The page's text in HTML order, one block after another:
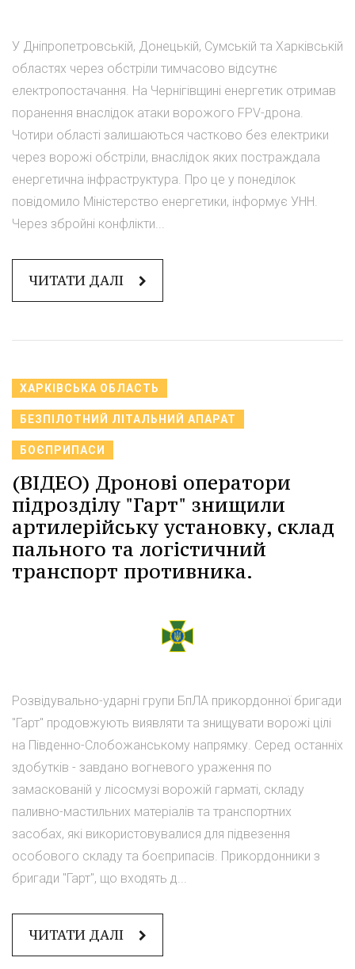
У Дніпропетровській, Донецькій, Сумській та Харківській
областях через обстріли тимчасово відсутнє
електропостачання. На Чернігівщині енергетик отримав
поранення внаслідок атаки ворожого FPV-дрона.
Чотири області залишаються частково без електрики
через ворожі обстріли, внаслідок яких постраждала
енергетична інфраструктура. Про це у понеділок
повідомило Міністерство енергетики, інформує УНН.
Через збройні конфлікти...
ЧИТАТИ ДАЛІ
ХАРКІВСЬКА ОБЛАСТЬ
БЕЗПІЛОТНИЙ ЛІТАЛЬНИЙ АПАРАТ
БОЄПРИПАСИ
(ВІДЕО) Дронові оператори
підрозділу "Гарт" знищили
артилерійську установку, склад
пального та логістичний
транспорт противника.
Розвідувально-ударні групи БпЛА прикордонної бригади
"Гарт" продовжують виявляти та знищувати ворожі цілі
на Південно-Слобожанському напрямку. Серед останніх
здобутків - завдано вогневого ураження по
замаскованій у лісосмузі ворожій гарматі, складу
паливно-мастильних матеріалів та транспортних
засобах, які використовувалися для підвезення
особового складу та боєприпасів. Прикордонники з
бригади "Гарт", що входять д...
ЧИТАТИ ДАЛІ